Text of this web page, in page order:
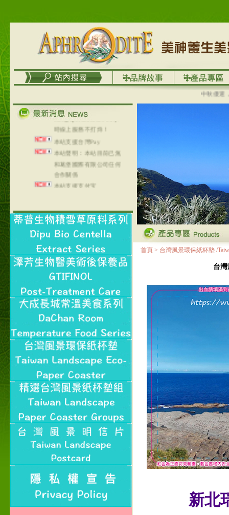
中秋優選，大
在外租屋者、居住處無管
理員、不方便在工作地點
取件者，歡迎多多使用
【郵局i郵箱】的服務喔～
【i郵箱】設立的地點，請
進入內頁連結～
Line@aphrodite2020 24小
時線上服務不打烊！
本站支援台灣Pay
本站聲明：本站目前已無
和葛堡國際有限公司任何
合作關係
本站支援支付宝
2017年1月1日起，中国大
首頁 > 台灣風景環保紙杯墊 /
台灣
新北